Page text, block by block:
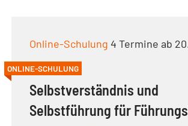
Online-Schulung 4 Termine ab
ONLINE-SCHULUNG
Selbstverständnis und
Selbstführung für